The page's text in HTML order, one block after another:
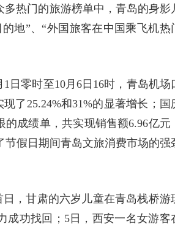
热门的旅游榜单中，青岛的身影
地”、“外国旅客在中国乘飞机热
日零时至10月6日16时，青岛机场
了25.24%和31%的显著增长；国
成绩单，共实现销售额6.96亿元
假日期间青岛文旅消费市场的强
，甘肃的六岁儿童在青岛栈桥游
成功找回；5日，西安一名女游客